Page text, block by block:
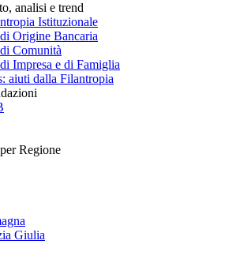
analisi e trend
Istituzionale
Origine Bancaria
Comunità
Impresa e di Famiglia
aiuti dalla Filantropia
Regione
Giulia